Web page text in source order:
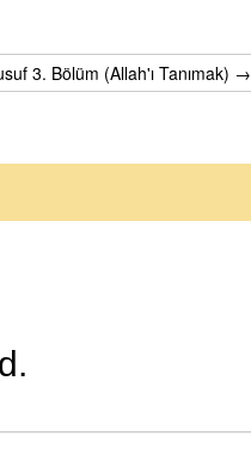
3. Bölüm (Allah'ı Tanımak) →